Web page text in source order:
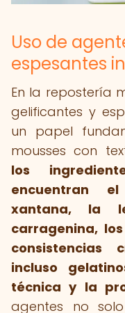
Uso de
espesantes
En la repostería
gelificantes y
un papel
mousses con
los
encuentran
xantana, la
carragenina,
consistencias
incluso
técnica y la
agentes no